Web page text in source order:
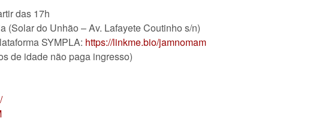
das 17h
(Solar do Unhão – Av. Lafayete Coutinho s/n)
SYMPLA: https://linkme.bio/jamnomam
de idade não paga ingresso)